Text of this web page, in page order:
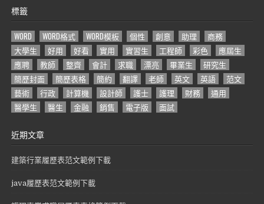
標籤
WORD WORD格式 WORD模板 個性 創意 助理
商務
大學生
好用 好看 實用 實習生 工程師 彩色
應屆生
應聘
教師 整齊 會計 求職 漂亮 畢業生
研究生
簡歷封面
簡歷表格 簡約 翻譯 老師 英文 英語
范文
藝術
行政 計算機 設計師 護士 護理 財務
通用
醫學生
醫生 金融 銷售 電子版 面試
近期文章
建築行業履歷表范文範例下載
java履歷表范文範例下載